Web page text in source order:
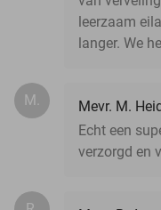
leerzaam
langer. We
M.
Mevr. M.
Echt een
verzorgd en